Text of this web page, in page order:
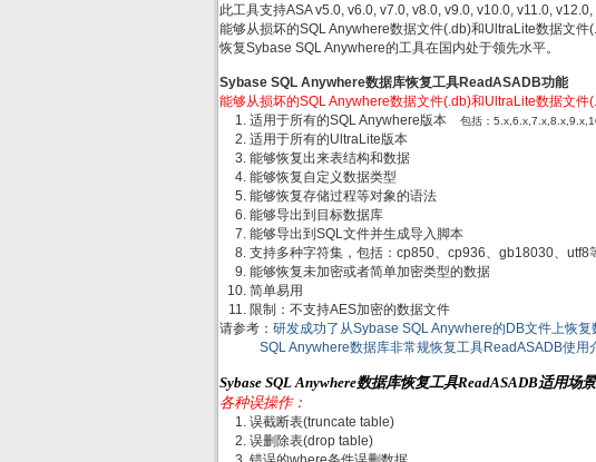
此工具支持ASA v5.0, v6.0, v7.0, v8.0, v9.0, v10.0, v11.0, v12.0,
能够从损坏的SQL Anywhere数据文件(.db)和UltraLite数据文件
恢复Sybase SQL Anywhere的工具在国内处于领先水平。
Sybase SQL Anywhere数据库恢复工具ReadASADB功能
能够从损坏的SQL Anywhere数据文件(.db)和UltraLite数据文
适用于所有的SQL Anywhere版本
包括：
适用于所有的UltraLite版本
能够恢复出来表结构和数据
能够恢复自定义数据类型
能够恢复存储过程等对象的语法
能够导出到目标数据库
能够导出到SQL文件并生成导入脚本
支持多种字符集，包括：cp850、cp936、gb18030、utf8
能够恢复未加密或者简单加密类型的数据
简单易用
限制：不支持AES加密的数据文件
请参考： 研发成功了从Sybase SQL Anywhere的DB文件上恢复
SQL Anywhere数据库非常规恢复工具ReadASADB使用
Sybase SQL Anywhere数据库恢复工具ReadASADB适用场景
各种误操作：
误截断表(truncate table)
误删除表(drop table)